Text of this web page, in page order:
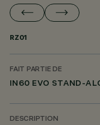
RZ01
FAIT PARTIE DE
IN60 EVO STAND-
DESCRIPTION